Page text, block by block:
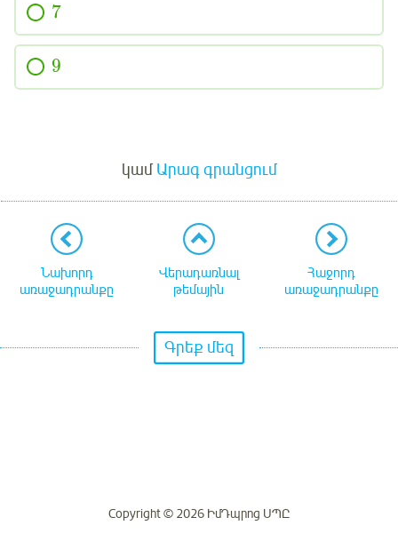
7
9
կամԱրագ գրանցում
Նախորդ
առաջադրանքը
Վերադառնալ
թեմային
Հաջորդ
առաջադրանքը
Գրեք մեզ
Copyright © 2026 ԻմԴպրոց ՍՊԸ